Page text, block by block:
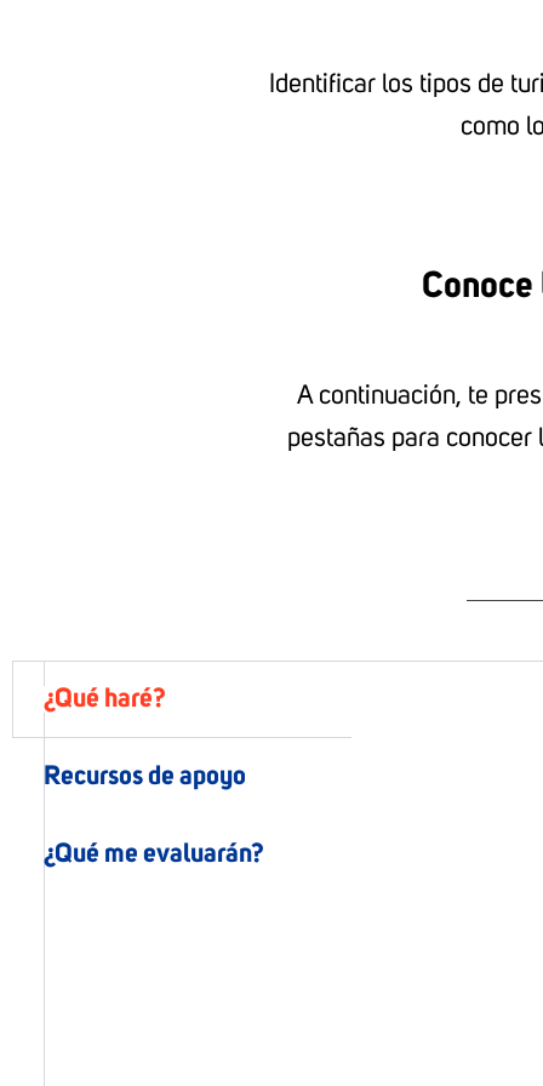
Identificar los tipos de
como
A continuación, te
pestañas para
¿Qué haré?
Recursos de apoyo
¿Qué me evaluarán?